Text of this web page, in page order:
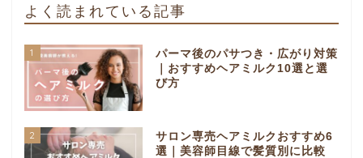
よく読まれている記事
1
パーマ後のパサつき・広がり対策
｜おすすめヘアミルク10選と選
び方
2
サロン専売ヘアミルクおすすめ6
選｜美容師目線で髪質別に比較